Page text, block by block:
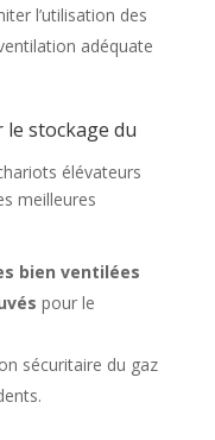
l’utilisation des
adéquate
stockage du
élévateurs
meilleures
bien ventilées
pour le
sécuritaire du gaz